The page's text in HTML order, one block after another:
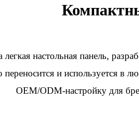
легкая настольная панель,
переносится и используется в
OEM/ODM-настройку для